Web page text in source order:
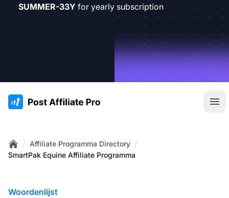
SUMMER-33Y for yearly subscription
:site.title
Home
/ Affiliate Programma Directory /
SmartPak Equine Affiliate Programma
Woordenlijst